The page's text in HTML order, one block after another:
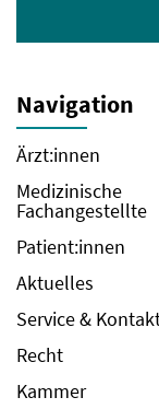
Navigation
Ärzt:innen
Medizinische
Fachangestellte
Patient:innen
Aktuelles
Service &
Recht
Kammer